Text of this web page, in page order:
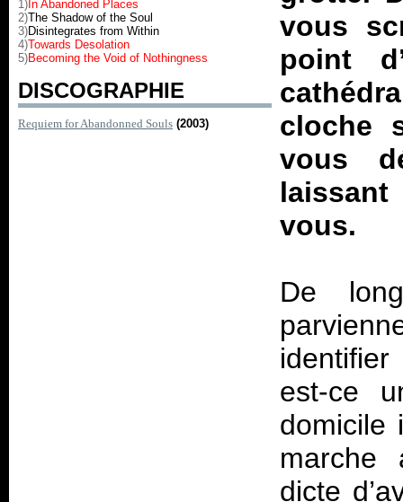
1) In Abandoned Places
2)The Shadow of the Soul
3)Disintegrates from Within
4)Towards Desolation
5)Becoming the Void of Nothingness
DISCOGRAPHIE
Requiem for Abandonned Souls (2003)
vous
point
cloche
vous
vous.
De
est-ce
domicile
marche
dicte